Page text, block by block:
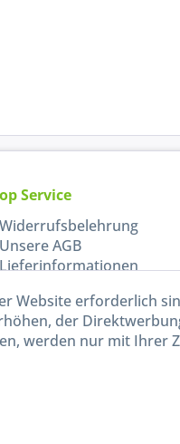
Service
Widerrufsbelehrung
Unsere AGB
Website erforderlich
der
werden nur mit Ihrer